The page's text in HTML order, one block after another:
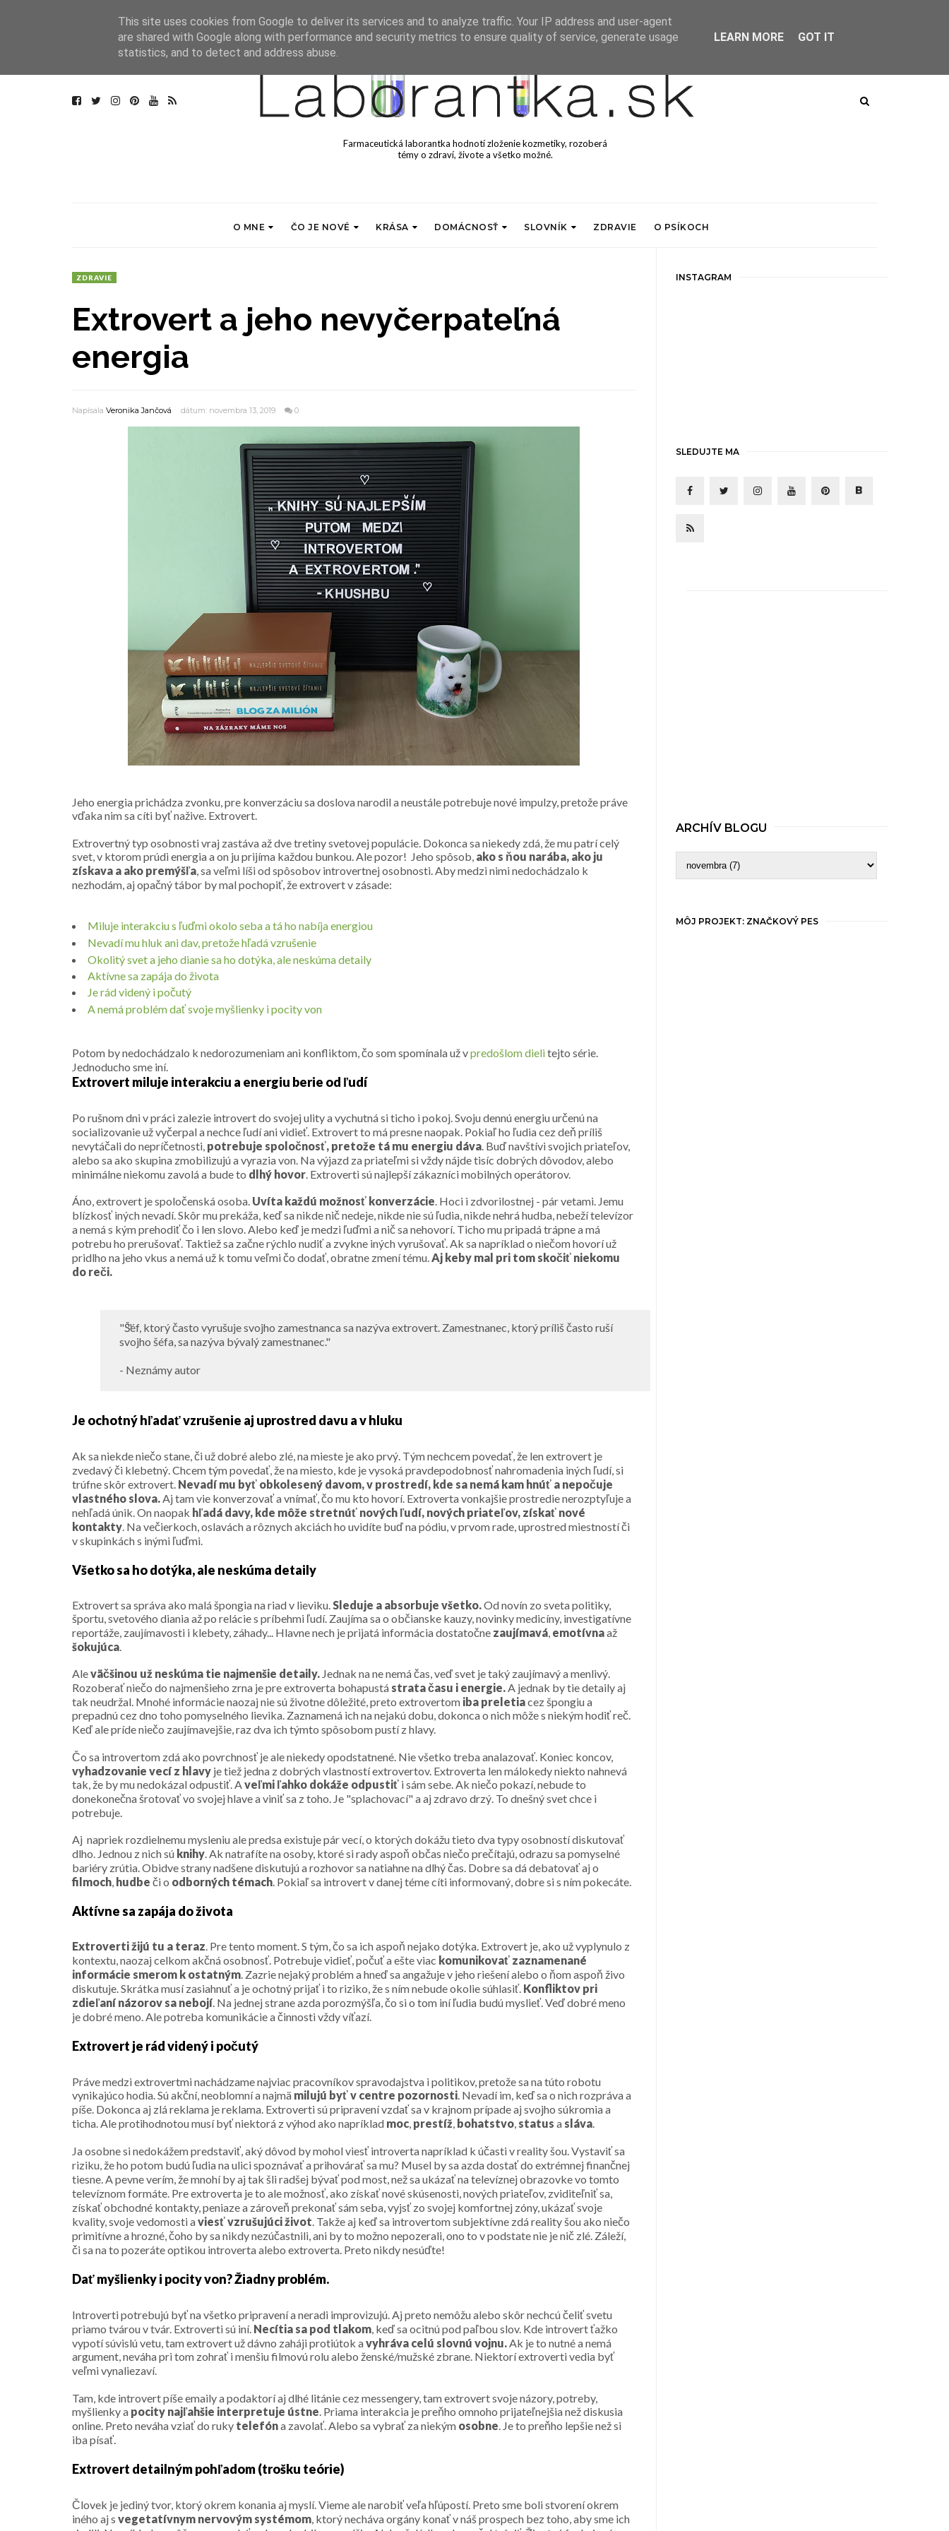
Farmaceutická laborantka hodnotí zloženie kozmetiky, rozoberá
témy o zdraví, živote a všetko možné.
O MNE ČO JE NOVÉ KRÁSA DOMÁCNOSŤ SLOVNÍK ZDRAVIE O PSÍKOCH
ZDRAVIE
Extrovert a jeho nevyčerpateľná
energia
Napísala Veronika Jančová dátum: novembra 13, 2019 0
Jeho energia prichádza zvonku, pre konverzáciu sa doslova narodil a neustále potrebuje nové impulzy, pretože práve
vďaka nim sa cíti byť nažive. Extrovert.
Extrovertný typ osobnosti vraj zastáva až dve tretiny svetovej populácie. Dokonca sa niekedy zdá, že mu patrí celý
svet, v ktorom prúdi energia a on ju prijíma každou bunkou. Ale pozor! Jeho spôsob, ako s ňou narába, ako ju
získava a ako premýšľa, sa veľmi líši od spôsobov introvertnej osobnosti. Aby medzi nimi nedochádzalo k
nezhodám, aj opačný tábor by mal pochopiť, že extrovert v zásade:
Miluje interakciu s ľuďmi okolo seba a tá ho nabíja energiou
Nevadí mu hluk ani dav, pretože hľadá vzrušenie
Okolitý svet a jeho dianie sa ho dotýka, ale neskúma detaily
Aktívne sa zapája do života
Je rád videný i počutý
A nemá problém dať svoje myšlienky i pocity von
Potom by nedochádzalo k nedorozumeniam ani konfliktom, čo som spomínala už vpredošlom dielitejto série.
Jednoducho sme iní.
Extrovert miluje interakciu a energiu berie od ľudí
Po rušnom dni v práci zalezie introvert do svojej ulity a vychutná si ticho i pokoj. Svoju dennú energiu určenú na
socializovanie už vyčerpal a nechce ľudí ani vidieť. Extrovert to má presne naopak. Pokiaľ ho ľudia cez deň príliš
nevytáčali do nepríčetnosti, potrebuje spoločnosť, pretože tá mu energiu dáva. Buď navštívi svojich priateľov,
alebo sa ako skupina zmobilizujú a vyrazia von. Na výjazd za priateľmi si vždy nájde tisíc dobrých dôvodov, alebo
minimálne niekomu zavolá a bude to dlhý hovor. Extroverti sú najlepší zákazníci mobilných operátorov.
Áno, extrovert je spoločenská osoba. Uvíta každú možnosť konverzácie. Hoci i zdvorilostnej - pár vetami. Jemu
blízkosť iných nevadí. Skôr mu prekáža, keď sa nikde nič nedeje, nikde nie sú ľudia, nikde nehrá hudba, nebeží televízor
a nemá s kým prehodiť čo i len slovo. Alebo keď je medzi ľuďmi a nič sa nehovorí. Ticho mu pripadá trápne a má
potrebu ho prerušovať. Taktiež sa začne rýchlo nudiť a zvykne iných vyrušovať. Ak sa napríklad o niečom hovorí už
pridlho na jeho vkus a nemá už k tomu veľmi čo dodať, obratne zmení tému.Aj keby mal pri tom skočiť niekomu
do reči.
"Šéf, ktorý často vyrušuje svojho zamestnanca sa nazýva extrovert. Zamestnanec, ktorý príliš často ruší
svojho šéfa, sa nazýva bývalý zamestnanec."
- Neznámy autor
Je ochotný hľadať vzrušenie aj uprostred davu a v hluku
Ak sa niekde niečo stane, či už dobré alebo zlé, na mieste je ako prvý. Tým nechcem povedať, že len extrovert je
zvedavý či klebetný. Chcem tým povedať, že na miesto, kde je vysoká pravdepodobnosť nahromadenia iných ľudí, si
trúfne skôr extrovert. Nevadí mu byť obkolesený davom, v prostredí, kde sa nemá kam hnúť a nepočuje
vlastného slova.Aj tam vie konverzovať a vnímať, čo mu kto hovorí. Extroverta vonkajšie prostredie nerozptyľuje a
nehľadá únik. On naopak hľadá davy, kde môže stretnúť nových ľudí, nových priateľov, získať nové
kontakty. Na večierkoch, oslavách a rôznych akciách ho uvidíte buď na pódiu, v prvom rade, uprostred miestností či
v skupinkách s inými ľuďmi.
Všetko sa ho dotýka, ale neskúma detaily
Extrovert sa správa ako malá špongia na riad v lieviku.Sleduje a absorbuje všetko.Od novín zo sveta politiky,
športu, svetového diania až po relácie s príbehmi ľudí. Zaujíma sa o občianske kauzy, novinky medicíny, investigatívne
reportáže, zaujímavosti i klebety, záhady... Hlavne nech je prijatá informácia dostatočne zaujímavá, emotívnaaž
šokujúca.
Aleväčšinou už neskúma tie najmenšie detaily. Jednak na ne nemá čas, veď svet je taký zaujímavý a menlivý.
Rozoberať niečo do najmenšieho zrna je pre extroverta bohapustá strata času i energie.A jednak by tie detaily aj
tak neudržal. Mnohé informácie naozaj nie sú životne dôležité, preto extrovertom iba preletiacez špongiu a
prepadnú cez dno toho pomyselného lievika. Zaznamená ich na nejakú dobu, dokonca o nich môže s niekým hodiť reč.
Keď ale príde niečo zaujímavejšie, raz dva ich týmto spôsobom pustí z hlavy.
Čo sa introvertom zdá ako povrchnosť je ale niekedy opodstatnené. Nie všetko treba analazovať. Koniec koncov,
vyhadzovanie vecí z hlavy je tiež jedna z dobrých vlastností extrovertov. Extroverta len málokedy niekto nahnevá
tak, že by mu nedokázal odpustiť. Aveľmi ľahko dokáže odpustiť i sám sebe. Ak niečo pokazí, nebude to
donekonečna šrotovať vo svojej hlave a viniť sa z toho. Je "splachovací" a aj zdravo drzý. To dnešný svet chce i
potrebuje.
Aj napriek rozdielnemu mysleniu ale predsa existuje pár vecí, o ktorých dokážu tieto dva typy osobností diskutovať
dlho. Jednou z nich sú knihy. Ak natrafíte na osoby, ktoré si rady aspoň občas niečo prečítajú, odrazu sa pomyselné
bariéry zrútia. Obidve strany nadšene diskutujú a rozhovor sa natiahne na dlhý čas. Dobre sa dá debatovať aj o
filmoch, hudbe či o odborných témach. Pokiaľ sa introvert v danej téme cíti informovaný, dobre si s ním pokecáte.
Aktívne sa zapája do života
Extroverti žijú tu a teraz. Pre tento moment. S tým, čo sa ich aspoň nejako dotýka. Extrovert je, ako už vyplynulo z
kontextu, naozaj celkom akčná osobnosť. Potrebuje vidieť, počuť a ešte viac komunikovať zaznamenané
informácie smerom k ostatným. Zazrie nejaký problém a hneď sa angažuje v jeho riešení alebo o ňom aspoň živo
diskutuje. Skrátka musí zasiahnuť a je ochotný prijať i to riziko, že s ním nebude okolie súhlasiť. Konfliktov pri
zdieľaní názorov sa nebojí. Na jednej strane azda porozmýšľa, čo si o tom iní ľudia budú myslieť. Veď dobré meno
je dobré meno. Ale potreba komunikácie a činnosti vždy víťazí.
Extrovert je rád videný i počutý
Práve medzi extrovertmi nachádzame najviac pracovníkov spravodajstva i politikov, pretože sa na túto robotu
vynikajúco hodia. Sú akční, neoblomní a najmä milujú byť v centre pozornosti. Nevadí im, keď sa o nich rozpráva a
píše. Dokonca aj zlá reklama je reklama. Extroverti sú pripravení vzdať sa v krajnom prípade aj svojho súkromia a
ticha. Ale protihodnotou musí byť niektorá z výhod ako napríklad moc, prestíž, bohatstvo, status a sláva.
Ja osobne si nedokážem predstaviť, aký dôvod by mohol viesť introverta napríklad k účasti v reality šou. Vystaviť sa
riziku, že ho potom budú ľudia na ulici spoznávať a prihovárať sa mu? Musel by sa azda dostať do extrémnej finančnej
tiesne. A pevne verím, že mnohí by aj tak šli radšej bývať pod most, než sa ukázať na televíznej obrazovke vo tomto
televíznom formáte. Pre extroverta je to ale možnosť, ako získať nové skúsenosti, nových priateľov, zviditeľniť sa,
získať obchodné kontakty, peniaze a zároveň prekonať sám seba, vyjsť zo svojej komfortnej zóny, ukázať svoje
kvality, svoje vedomosti aviesť vzrušujúci život. Takže aj keď sa introvertom subjektívne zdá reality šou ako niečo
primitívne a hrozné, čoho by sa nikdy nezúčastnili, ani by to možno nepozerali, ono to v podstate nie je nič zlé. Záleží,
či sa na to pozeráte optikou introverta alebo extroverta. Preto nikdy nesúďte!
Dať myšlienky i pocity von? Žiadny problém.
Introverti potrebujú byť na všetko pripravení a neradi improvizujú. Aj preto nemôžu alebo skôr nechcú čeliť svetu
priamo tvárou v tvár. Extroverti sú iní. Necítia sa pod tlakom, keď sa ocitnú pod paľbou slov. Kde introvert ťažko
vypotí súvislú vetu, tam extrovert už dávno zaháji protiútok avyhráva celú slovnú vojnu.Ak je to nutné a nemá
argument, neváha pri tom zohrať i menšiu filmovú rolu alebo ženské/mužské zbrane. Niektorí extroverti vedia byť
veľmi vynaliezaví.
Tam, kde introvert píše emaily a podaktorí aj dlhé litánie cez messengery, tam extrovert svoje názory, potreby,
myšlienky a pocity najľahšie interpretuje ústne. Priama interakcia je preňho omnoho prijateľnejšia než diskusia
online. Preto neváha vziať do ruky telefóna zavolať. Alebo sa vybrať za niekým osobne. Je to preňho lepšie než si
iba písať.
Extrovert detailným pohľadom (trošku teórie)
Človek je jediný tvor, ktorý okrem konania aj myslí. Vieme ale narobiť veľa hľúpostí. Preto sme boli stvorení okrem
iného aj s vegetatívnym nervovým systémom, ktorý necháva orgány konať v náš prospech bez toho, aby sme ich
INSTAGRAM
SLEDUJTE MA
ARCHÍV BLOGU
MÔJ PROJEKT: ZNAČKOVÝ PES
This site uses cookies from Google to deliver its services and to analyze traffic. Your IP address and user-agent
are shared with Google along with performance and security metrics to ensure quality of service, generate usage
statistics, and to detect and address abuse.
LEARN MORE GOT IT